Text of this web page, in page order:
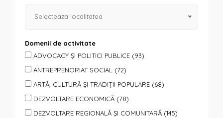
Selecteaza localitatea
Domenii de activitate
ADVOCACY ȘI POLITICI PUBLICE (93)
ANTREPRENORIAT SOCIAL (72)
ARTĂ, CULTURĂ ȘI TRADIȚII POPULARE (68)
DEZVOLTARE ECONOMICĂ (78)
DEZVOLTARE REGIONALĂ ŞI COMUNITARĂ (145)